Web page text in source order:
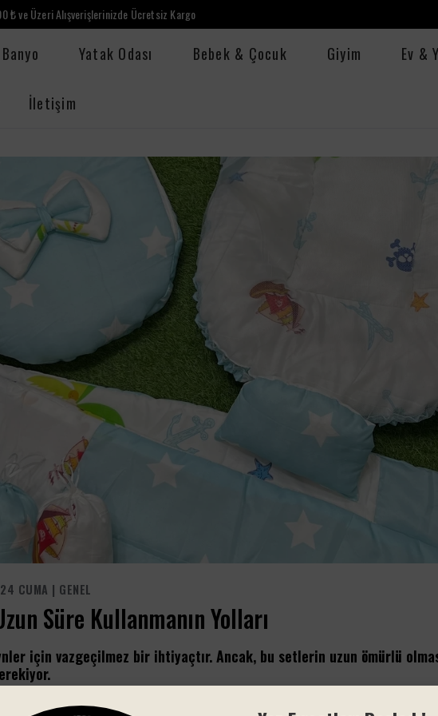
₺ ve Üzeri Alışverişlerinizde Ücretsiz Kargo
Banyo Yatak Odası Bebek & Çocuk Giyim Ev &
İletişim
CUMA | GENEL
Süre Kullanmanın Yolları
için vazgeçilmez bir ihtiyaçtır. Ancak, bu setlerin uzun ömürlü
vazgeçilmez bir ihtiyaçtır. Ancak, bu setlerin uzun ömürlü olması için bazı önemli
kaliteli ve güvenli ürünler seçmek büyük bir fark yaratır. Düşünün ki, bir bebek seti ne